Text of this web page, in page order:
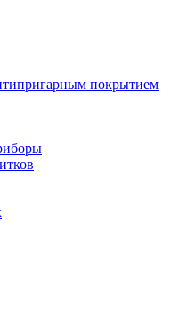
покрытием